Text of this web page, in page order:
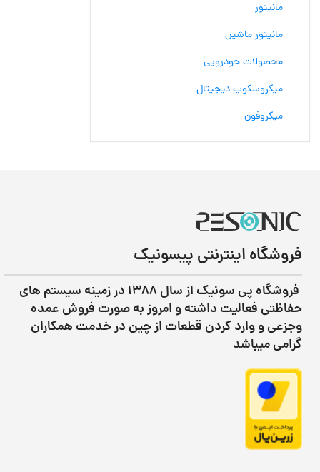
مانیتور
مانیتور ماشین
محصولات خودرویی
میکروسکوپ دیجیتال
میکروفون
فروشگاه اینترنتی پیسونیک
فروشگاه پی سونیک از سال ۱۳۸۸ در زمینه سیستم های
حفاظتی فعالیت داشته و امروز به صورت فروش عمده
وجزعی و وارد کردن قطعات از چین در خدمت همکاران
گرامی میباشد